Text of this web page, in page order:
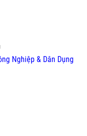
Nghiệp & Dân Dụng